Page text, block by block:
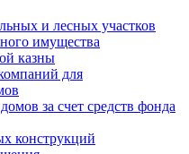
и лесных участков
имущества
казны
для
за счет средств фонда
конструкций